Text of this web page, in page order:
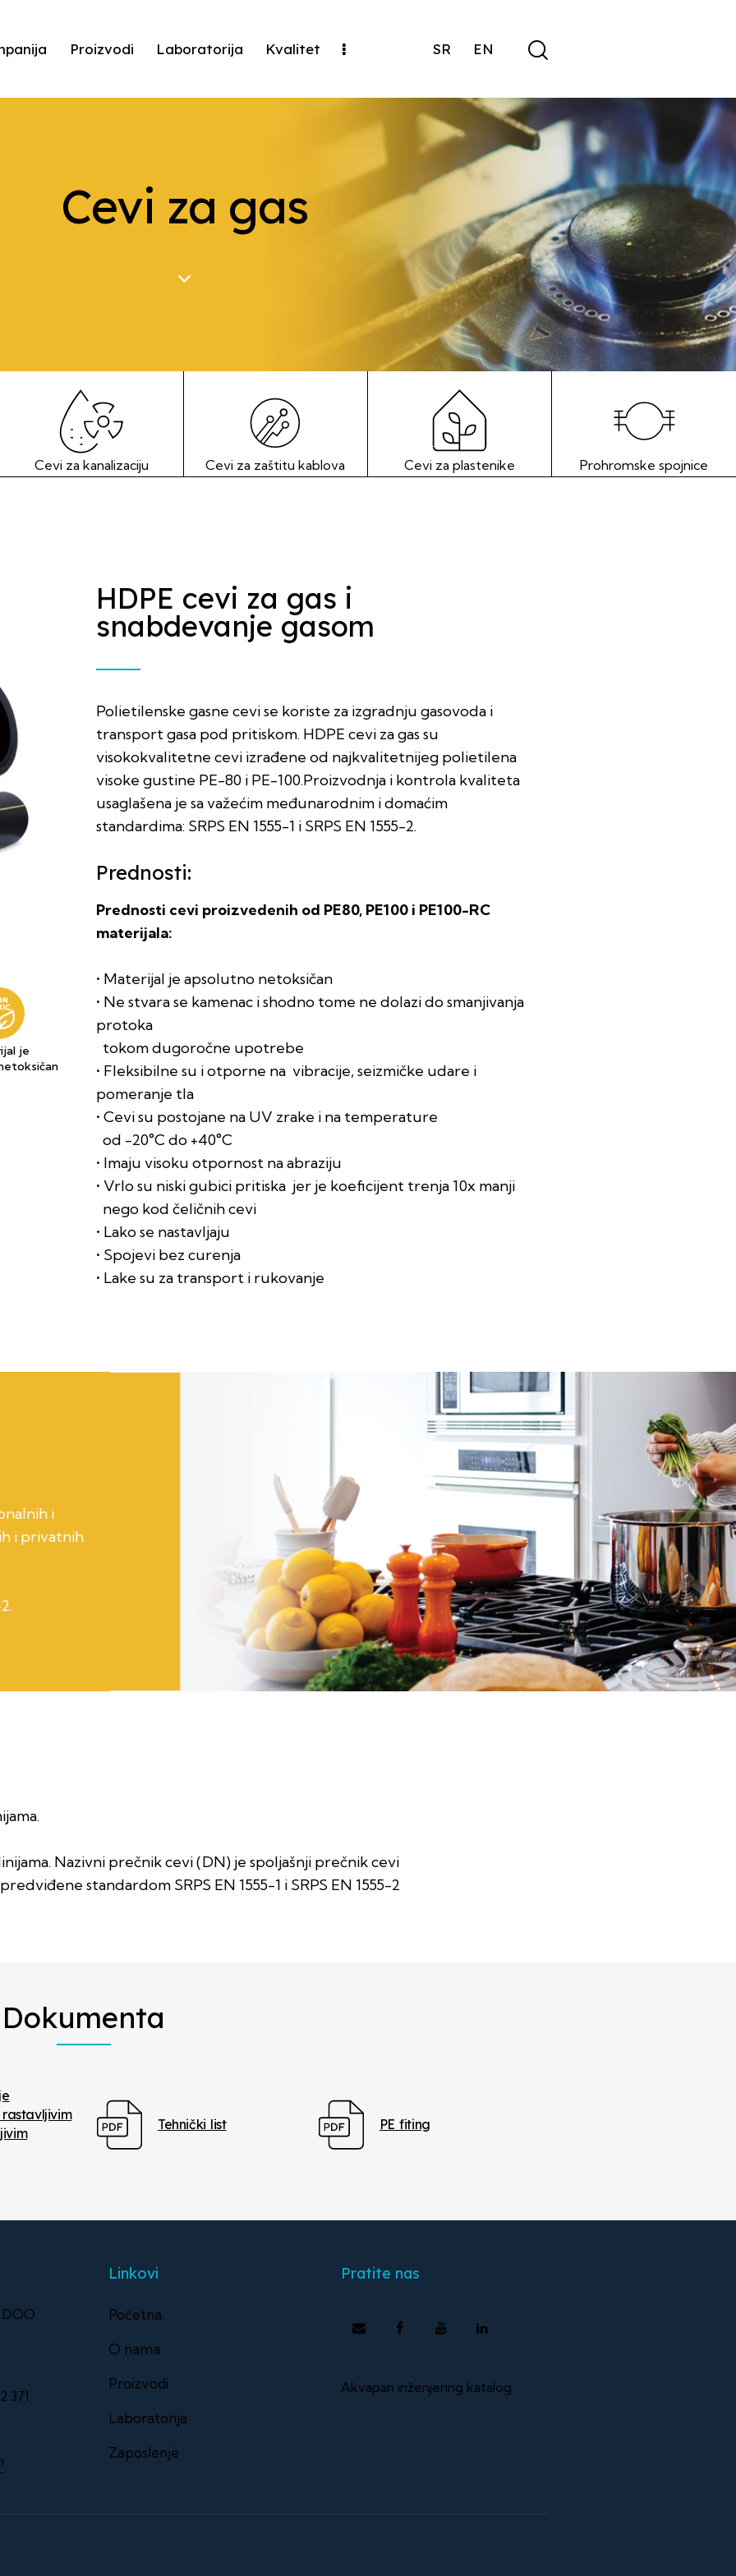
Proizvodi Laboratorija Kvalitet SR EN
Cevi za gas
Cevi za kanalizaciju Cevi za zaštitu kablova Cevi za plastenike Prohromske spojnice
je
HDPE cevi za gas i
snabdevanje gasom
Polietilenske gasne cevi se koriste za izgradnju gasovoda i
transport gasa pod pritiskom. HDPE cevi za gas su
visokokvalitetne cevi izrađene od najkvalitetnijeg polietilena
visoke gustine PE-80 i PE-100.Proizvodnja i kontrola kvaliteta
usaglašena je sa važećim međunarodnim i domaćim
standardima: SRPS EN 1555-1 i SRPS EN 1555-2.
Prednosti:
Prednosti cevi proizvedenih od PE80, PE100 i PE100-RC
materijala:
• Materijal je apsolutno netoksičan
• Ne stvara se kamenac i shodno tome ne dolazi do smanjivanja
protoka
tokom dugoročne upotrebe
• Fleksibilne su i otporne na vibracije, seizmičke udare i
pomeranje tla
• Cevi su postojane na UV zrake i na temperature
od -20°C do +40°C
• lmaju visoku otpornost na abraziju
• Vrlo su niski gubici pritiska jer je koeficijent trenja 10x manji
nego kod čeličnih cevi
• Lako se nastavljaju
• Spojevi bez curenja
• Lake su za transport i rukovanje
i
i privatnih
Nazivni prečnik cevi (DN) je spoljašnji prečnik cevi
standardom SRPS EN 1555-1 i SRPS EN 1555-2
Dokumenta
Tehnički list PE fiting
DOO
371
Linkovi
Početna
O nama
Proizvodi
Laboratorija
Zaposlenje
Pratite nas
Akvapan inženjering katalog